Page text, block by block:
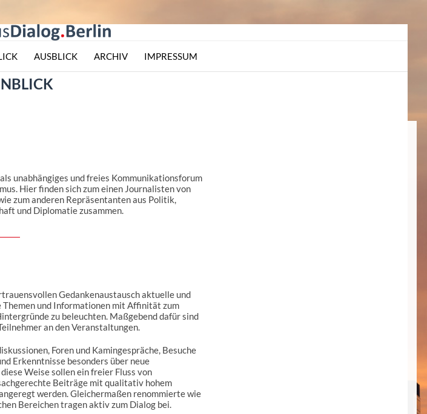
AUSBLICK ARCHIV IMPRESSUM
unabhängiges und freies Kommunikationsforum
Hier finden sich zum einen Journalisten von
zum anderen Repräsentanten aus Politik,
und Diplomatie zusammen.
Gedankenaustausch aktuelle und
und Informationen mit Affinität zum
zu beleuchten. Maßgebend dafür sind
an den Veranstaltungen.
Foren und Kamingespräche, Besuche
Erkenntnisse besonders über neue
Weise sollen ein freier Fluss von
Beiträge mit qualitativ hohem
werden. Gleichermaßen renommierte wie
Bereichen tragen aktiv zum Dialog bei.